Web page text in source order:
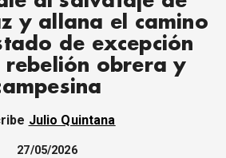
MUJER
ECONOMÍA
Y CULTURA
JUVENTUD
DEBATE
ARCHIVO
y allana el camino
de excepción
rebelión obrera y
Julio Quintana
27/05/2026